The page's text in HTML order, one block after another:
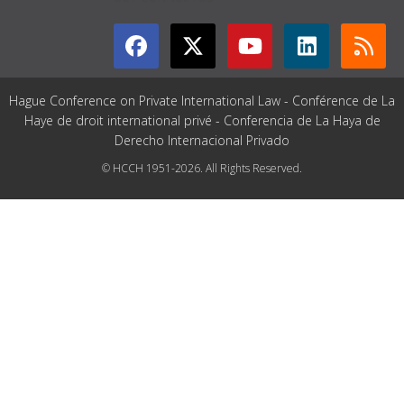
Hague Conference on Private International Law - Conférence de La
Haye de droit international privé - Conferencia de La Haya de
Derecho Internacional Privado
© HCCH 1951-2026. All Rights Reserved.